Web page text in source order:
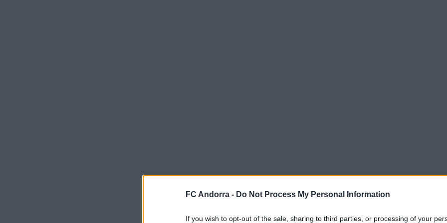
FC Andorra - Do Not Process My Personal Information
If you wish to opt-out of the sale, sharing to third parties, or processing of your